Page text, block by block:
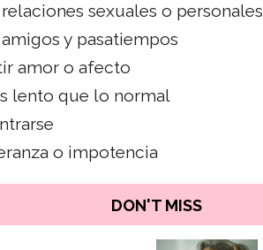
sexuales o personales
y pasatiempos
amor o afecto
lento que lo normal
o impotencia
DON'T MISS